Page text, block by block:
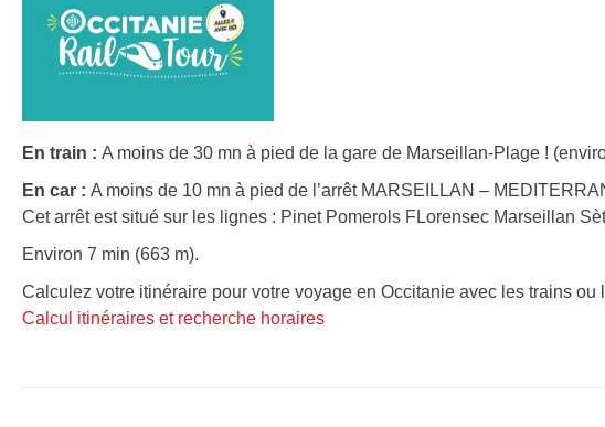
En train : A moins de 30 mn à pied de la gare de Marseillan-Plage !
En car : A moins de 10 mn à pied de l’arrêt MARSEILLAN –
Cet arrêt est situé sur les lignes : Pinet Pomerols FLorensec Marseillan
Environ 7 min (663 m).
Calculez votre itinéraire pour votre voyage en Occitanie avec les trains ou
Calcul itinéraires et recherche horaires